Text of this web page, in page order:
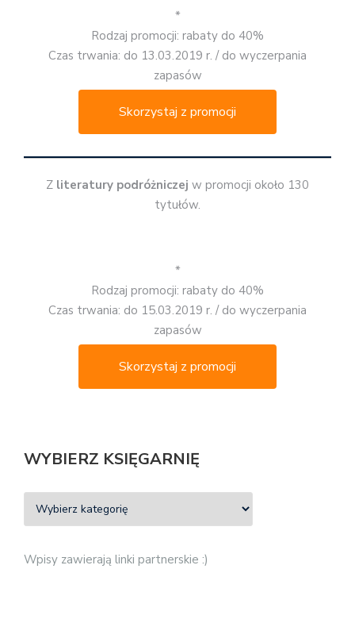
*
Rodzaj promocji: rabaty do 40%
Czas trwania: do 13.03.2019 r. / do wyczerpania
zapasów
Skorzystaj z promocji
Z literatury podróżniczej w promocji około 130
tytułów.
*
Rodzaj promocji: rabaty do 40%
Czas trwania: do 15.03.2019 r. / do wyczerpania
zapasów
Skorzystaj z promocji
WYBIERZ KSIĘGARNIĘ
Wpisy zawierają linki partnerskie :)